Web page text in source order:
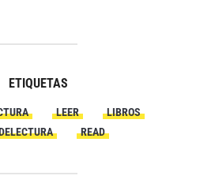
ETIQUETAS
LEER
LIBROS
READ